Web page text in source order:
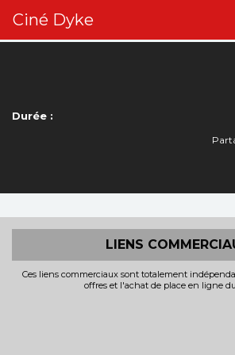
Ciné Dyke
Durée :
LIENS
Ces liens commerciaux sont totalement
offres et l'achat de place en ligne